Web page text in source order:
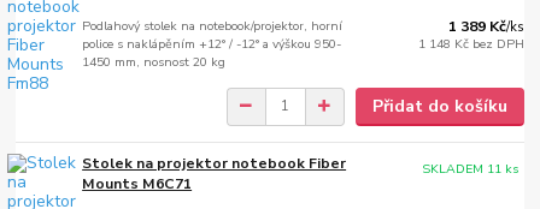
Podlahový stolek na notebook/projektor, horní
police s naklápěním +12° / -12° a výškou 950-
1450 mm, nosnost 20 kg
1 389 Kč/ks
1 148 Kč bez DPH
Přidat do košíku
Stolek na projektor notebook Fiber
Mounts M6C71
SKLADEM 11 ks